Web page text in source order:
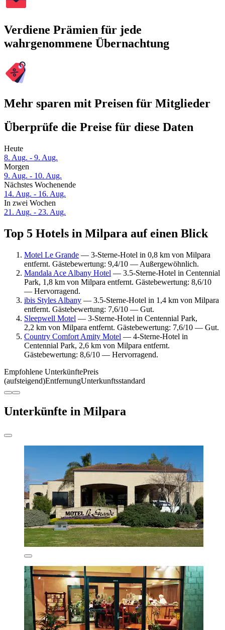
Verdiene Prämien für jede
wahrgenommene Übernachtung
Mehr sparen mit Preisen für Mitglieder
Überprüfe die Preise für diese Daten
Heute
8. Aug. - 9. Aug.
Morgen
9. Aug. - 10. Aug.
Nächstes Wochenende
14. Aug. - 16. Aug.
In zwei Wochen
21. Aug. - 23. Aug.
Top 5 Hotels in Milpara auf einen Blick
Motel Le Grande — 3-Sterne-Hotel in 0,8 km von Milpara
entfernt. Gästebewertung: 9,4/10 — Außergewöhnlich.
Mandala Ace Albany Hotel — 3.5-Sterne-Hotel in Centennial
Park, 1,8 km von Milpara entfernt. Gästebewertung: 8,6/10
— Hervorragend.
ibis Styles Albany — 3.5-Sterne-Hotel in 1,4 km von Milpara
entfernt. Gästebewertung: 7,6/10 — Gut.
Sleepwell Motel — 3-Sterne-Hotel in Centennial Park,
2,2 km von Milpara entfernt. Gästebewertung: 7,6/10 — Gut.
Country Comfort Amity Motel — 4-Sterne-Hotel in
Centennial Park, 2,6 km von Milpara entfernt.
Gästebewertung: 8,6/10 — Hervorragend.
Empfohlene UnterkünftePreis
(aufsteigend)EntfernungUnterkunftsstandard
Unterkünfte in Milpara